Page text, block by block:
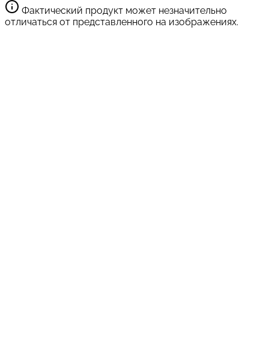
Фактический продукт может незначительно
отличаться от представленного на изображениях.